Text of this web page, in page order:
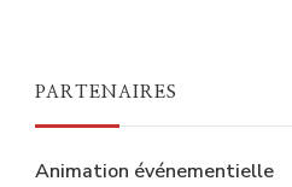
PARTENAIRES
Animation événementielle